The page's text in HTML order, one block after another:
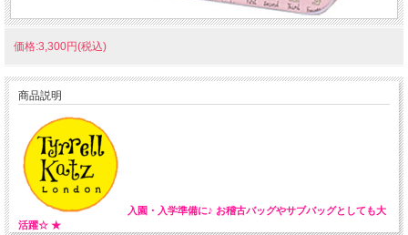
価格:3,300円(税込)
商品説明
入園・入学準備に♪ お稽古バッグやサブバッグとしても大
活躍☆ ★